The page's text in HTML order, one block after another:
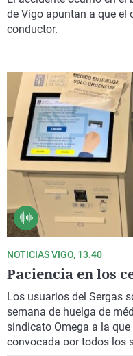
de Vigo apuntan a que el
conductor.
NOTICIAS VIGO, 13.40
Paciencia en los
Los usuarios del Sergas
semana de huelga de
sindicato Omega a la
convocada por todos los